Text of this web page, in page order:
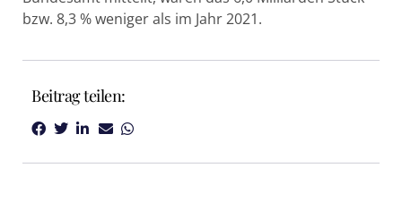
bzw. 8,3 % weniger als im Jahr 2021.
Beitrag teilen: